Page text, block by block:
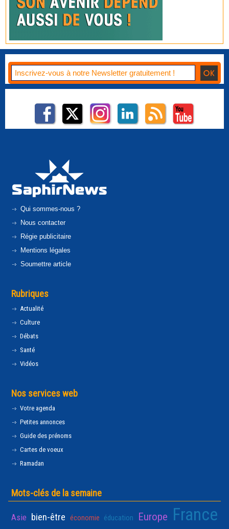
Qui sommes-nous ?
Nous contacter
Régie publicitaire
Mentions légales
Soumettre article
Rubriques
Actualité
Culture
Débats
Santé
Vidéos
Nos services web
Votre agenda
Petites annonces
Guide des prénoms
Cartes de voeux
Ramadan
Mots-clés de la semaine
Asie bien-être économie éducation Europe France